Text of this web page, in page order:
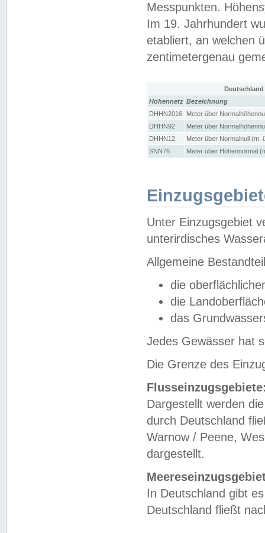
Messpunkten.
Im 19. Jahrhundert
etabliert, an welchen
zentimetergenau
Höhennetz Bezeichnung
DHHN2016
Meter über
DHHN92
Meter über
DHHN12
Meter über Normalnull (m.
SNN76
Meter über Höhennormal
Unter Einzugsgebiet
unterirdisches
Allgemeine
die
die
das
Jedes Gewässer hat
Die Grenze des
Dargestellt werden
durch Deutschland
Warnow / Peene,
dargestellt.
In Deutschland gibt
Deutschland fließt